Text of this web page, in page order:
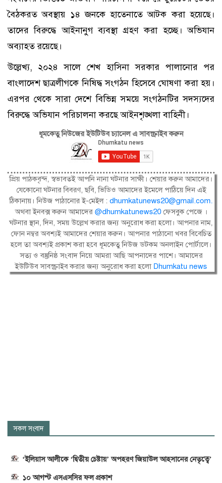
বৈঠকরত অবস্থায় ১৪ জনকে হাতেনাতে আটক করা হয়েছে।
তাদের বিরুদ্ধে আইনানুগ ব্যবস্থা গ্রহণ করা হচ্ছে। অভিযান
অব্যাহত রয়েছে।
উল্লেখ্য, ২০২৪ সালে শেখ হাসিনা সরকার পালানোর পর
বাংলাদেশ ছাত্রলীগকে নিষিদ্ধ সংগঠন হিসেবে ঘোষণা করা হয়।
এরপর থেকে সারা দেশে বিভিন্ন সময়ে সংগঠনটির সদস্যদের
বিরুদ্ধে অভিযান পরিচালনা করছে আইনশৃঙ্খলা বাহিনী।
ধূমকেতু নিউজের ইউটিউব চ্যানেল এ সাবস্ক্রাইব করুন
প্রিয় পাঠকবৃন্দ, স্বভাবতই আপনি নানা ঘটনার সাক্ষী। শেয়ার করুন আমাদের।
যেকোনো ঘটনার বিবরণ, ছবি, ভিডিও আমাদের ইমেলে পাঠিয়ে দিন এই
ঠিকানায়। নিউজ পাঠানোর ই-মেইল : dhumkatunews20@gmail.com.
অথবা ইনবক্স করুন আমাদের@dhumkatunews20 ফেসবুক পেজে ।
ঘটনার স্থান, দিন, সময় উল্লেখ করার জন্য অনুরোধ করা হলো। আপনার নাম,
ফোন নম্বর অবশ্যই আমাদের শেয়ার করুন। আপনার পাঠানো খবর বিবেচিত
হলে তা অবশ্যই প্রকাশ করা হবে ধূমকেতু নিউজ ডটকম অনলাইন পোর্টালে।
সত্য ও বস্তুনিষ্ঠ সংবাদ নিয়ে আমরা আছি আপনাদের পাশে। আমাদের
ইউটিউব সাবস্ক্রাইব করার জন্য অনুরোধ করা হলো Dhumkatu news
সকল সংবাদ
‘ইলিয়াস আলীকে ‘দ্বিতীয় চেষ্টায়’ অপহরণ জিয়াউল আহসানের নেতৃত্বে’
১০ আগস্ট এসএসসির ফল প্রকাশ